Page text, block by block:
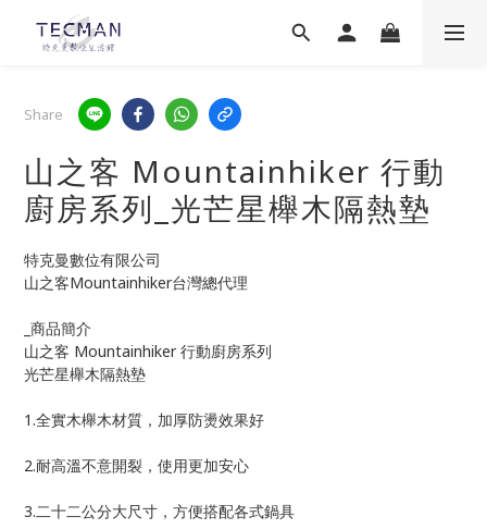
Share
山之客 Mountainhiker 行動
廚房系列_光芒星櫸木隔熱墊
特克曼數位有限公司
山之客Mountainhiker台灣總代理
_商品簡介
山之客 Mountainhiker 行動廚房系列
光芒星櫸木隔熱墊
1.全實木櫸木材質，加厚防燙效果好
2.耐高溫不意開裂，使用更加安心
3.二十二公分大尺寸，方便搭配各式鍋具